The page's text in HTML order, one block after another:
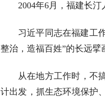
2004年6月，福建长
习近平同志在福建工
整治，造福百姓”的长远
从在地方工作时，不
计出发，抓生态环境保护